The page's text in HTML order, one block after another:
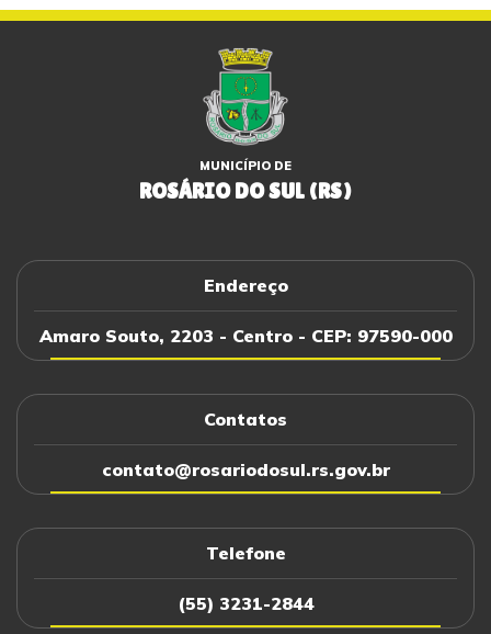
MUNICÍPIO DE
ROSÁRIO DO SUL (RS)
Endereço
Amaro Souto, 2203 - Centro - CEP: 97590-000
Contatos
contato@rosariodosul.rs.gov.br
Telefone
(55) 3231-2844